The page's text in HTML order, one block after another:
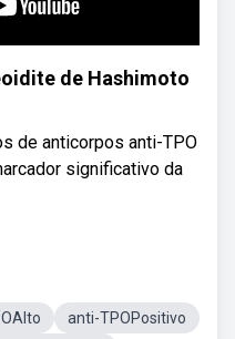
de Hashimoto
de anticorpos anti-TPO
significativo da
anti-TPOPositivo